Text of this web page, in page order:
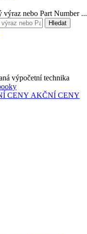
výraz nebo Part Number ...
Hledat
výpočetní technika
AKČNÍ CENY